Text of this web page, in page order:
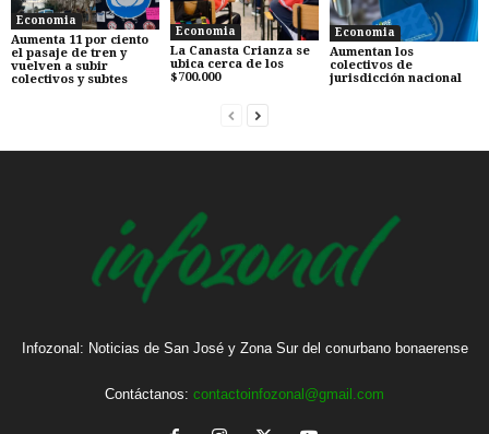
Economia
Aumenta 11 por ciento
el pasaje de tren y
vuelven a subir
colectivos y subtes
Economia
La Canasta Crianza se
ubica cerca de los
$700.000
Economia
Aumentan los
colectivos de
jurisdicción nacional
Infozonal: Noticias de San José y Zona Sur del conurbano bonaerense
Contáctanos: contactoinfozonal@gmail.com